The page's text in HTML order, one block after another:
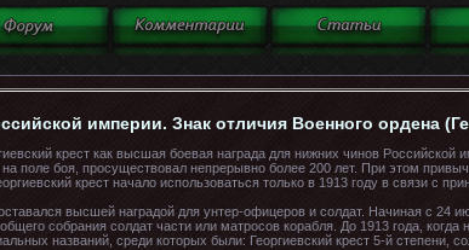
империи. Знак отличия Военного ордена
крест как высшая боевая награда для нижних чинов
поле боя, просуществовал непрерывно более 200 лет. При этом
крест начало использоваться только в 1913 году в связи с
высшей наградой для унтер-офицеров и солдат. Начиная с 24
собрания солдат части или матросов корабля. До 1913 года, когда
названий, среди которых были: Георгиевский крест 5-й степени,